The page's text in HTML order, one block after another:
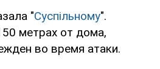
"Суспільному".
метрах от дома,
во время атаки.